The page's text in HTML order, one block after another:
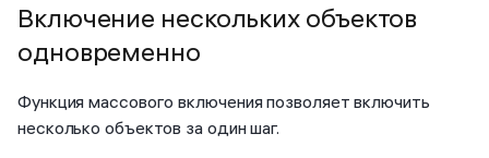
Включение нескольких объектов
одновременно
Функция массового включения позволяет включить
несколько объектов за один шаг.